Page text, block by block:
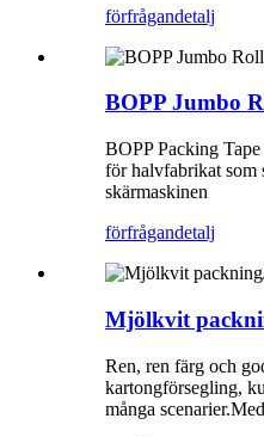
förfrågandetalj
BOPP Jumbo
BOPP Packing
för halvfabrikat som
skärmaskinen
förfrågandetalj
Mjölkvit
Ren, ren färg och
kartongförsegling,
många